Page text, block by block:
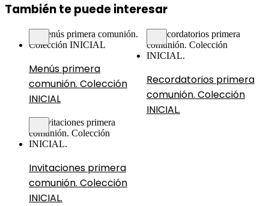
También te puede interesar
Menús primera
comunión. Colección
INICIAL
Recordatorios primera
comunión. Colección
INICIAL.
Invitaciones primera
comunión. Colección
INICIAL.